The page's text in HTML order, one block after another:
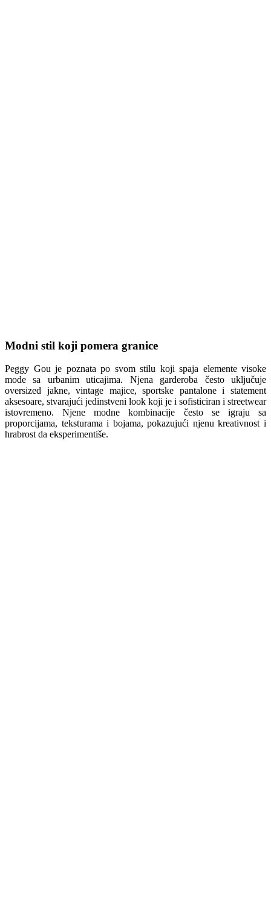
Modni stil koji pomera granice
Peggy Gou je poznata po svom stilu koji spaja elemente visoke
mode sa urbanim uticajima. Njena garderoba često uključuje
oversized jakne, vintage majice, sportske pantalone i statement
aksesoare, stvarajući jedinstveni look koji je i sofisticiran i streetwear
istovremeno. Njene modne kombinacije često se igraju sa
proporcijama, teksturama i bojama, pokazujući njenu kreativnost i
hrabrost da eksperimentiše.